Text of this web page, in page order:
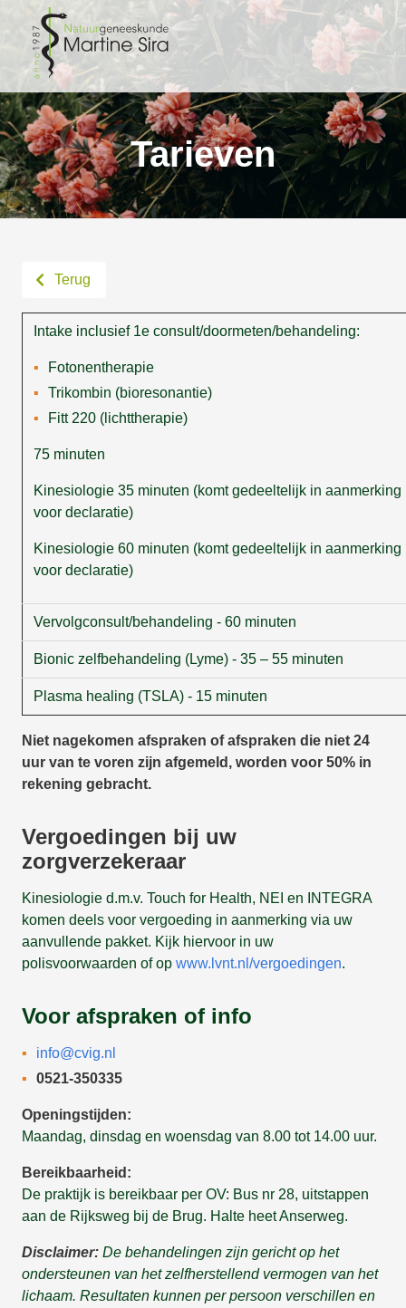
Tarieven
Terug
Intake inclusief 1e consult/doormeten/behandeling:
Fotonentherapie
Trikombin (bioresonantie)
Fitt 220 (lichttherapie)
75 minuten
Kinesiologie 35 minuten (komt gedeeltelijk in aanmerking
voor declaratie)
Kinesiologie 60 minuten (komt gedeeltelijk in aanmerking
voor declaratie)
Vervolgconsult/behandeling - 60 minuten
Bionic zelfbehandeling (Lyme) - 35 – 55 minuten
Plasma healing (TSLA) - 15 minuten
Niet nagekomen afspraken of afspraken die niet 24
uur van te voren zijn afgemeld, worden voor 50% in
rekening gebracht.
Vergoedingen bij uw
zorgverzekeraar
Kinesiologie d.m.v. Touch for Health, NEI en INTEGRA
komen deels voor vergoeding in aanmerking via uw
aanvullende pakket. Kijk hiervoor in uw
polisvoorwaarden of op www.lvnt.nl/vergoedingen.
Voor afspraken of info
info@cvig.nl
0521-350335
Openingstijden:
Maandag, dinsdag en woensdag van 8.00 tot 14.00 uur.
Bereikbaarheid:
De praktijk is bereikbaar per OV: Bus nr 28, uitstappen
aan de Rijksweg bij de Brug. Halte heet Anserweg.
Disclaimer: De behandelingen zijn gericht op het
ondersteunen van het zelfherstellend vermogen van het
lichaam. Resultaten kunnen per persoon verschillen en